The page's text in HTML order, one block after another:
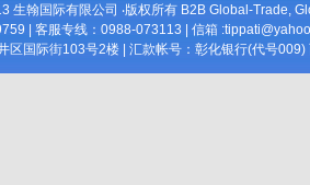
生翰国际有限公司 ‧版权所有 B2B Global-Trade,
| 客服专线：0988-073113 | 信箱 :
区国际街103号2楼 | 汇款帐号：彰化银行(代号